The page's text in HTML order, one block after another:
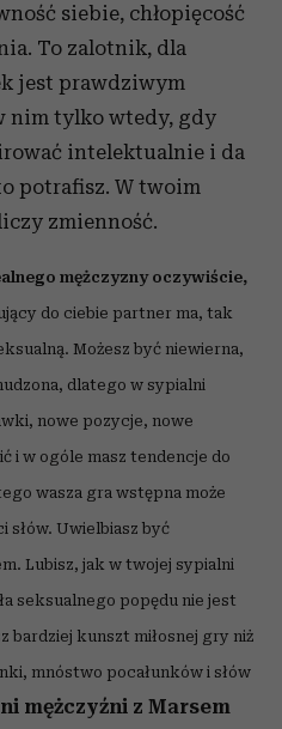
siebie, chłopięcość
To zalotnik, dla
jest prawdziwym
nim tylko wtedy, gdy
intelektualnie i da
potrafisz. W twoim
zmienność.
mężczyzny oczywiście,
do ciebie partner ma, tak
Możesz być niewierna,
dlatego w sypialni
nowe pozycje, nowe
i w ogóle masz tendencje do
wasza gra wstępna może
słów. Uwielbiasz być
Lubisz, jak w twojej sypialni
seksualnego popędu nie jest
bardziej kunszt miłosnej gry niż
mnóstwo pocałunków i słów
mężczyźni z Marsem